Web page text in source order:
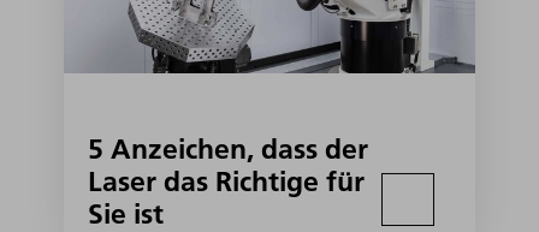
5 Anzeichen, dass der
Laser das Richtige für
Sie ist